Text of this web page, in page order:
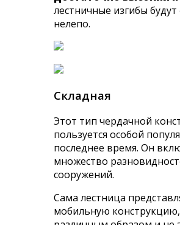
лестничные изгибы будут
нелепо.
Складная
Этот тип чердачной
пользуется особой
последнее время. Он
множество
сооружений.
Сама лестница
мобильную